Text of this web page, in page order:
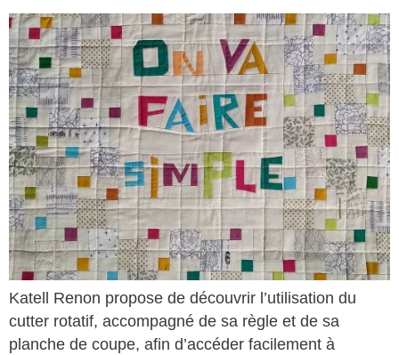
Katell Renon propose de découvrir l’utilisation du
cutter rotatif, accompagné de sa règle et de sa
planche de coupe, afin d’accéder facilement à